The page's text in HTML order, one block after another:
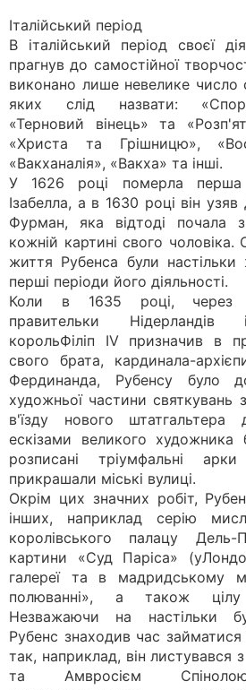
Італійський період
В італійський період своєї
прагнув до самостійної
виконано лише невелике число
яких слід назвати:
«Терновий вінець» та
«Христа та Грішницю»,
«Вакханалія», «Вакха» та інші.
У 1626 році померла перша
Ізабелла, а в 1630 році він
Фурман, яка відтоді почала
кожній картині свого чоловіка.
життя Рубенса були настільки
перші періоди його діяльності.
Коли в 1635 році, через
правительки Нідерландів
корольФіліп IV призначив в
свого брата, кардинала-
Фердинанда, Рубенсу було
художньої частини святкувань
в'їзду нового
ескізами великого художника
розписані тріумфальні
прикрашали міські вулиці.
Окрім цих значних робіт,
інших, наприклад серію
королівського палацу
картини «Суд Паріса»
галереї та в мадридському
полюванні», а також цілу
Незважаючи на настільки
Рубенс знаходив час
так, наприклад, він листувався
та Амвросієм